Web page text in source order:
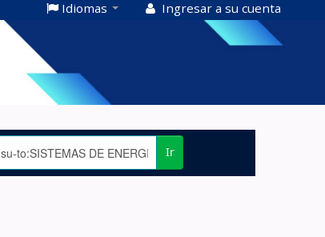
Idiomas Ingresar a su cuenta
Ir